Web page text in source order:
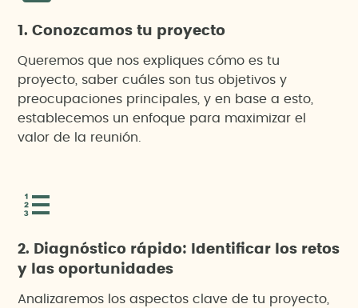
1. Conozcamos tu proyecto
Queremos que nos expliques cómo es tu
proyecto, saber cuáles son tus objetivos y
preocupaciones principales, y en base a esto,
establecemos un enfoque para maximizar el
valor de la reunión.
2. Diagnóstico rápido: Identificar los retos
y las oportunidades
Analizaremos los aspectos clave de tu proyecto,